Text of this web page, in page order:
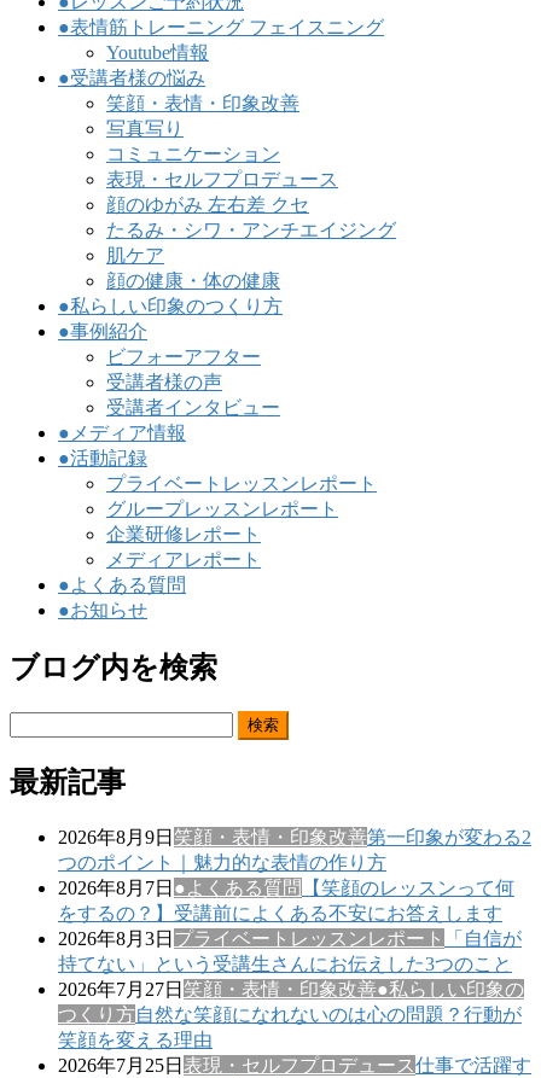
●表情筋トレーニング フェイスニング
Youtube情報
●受講者様の悩み
笑顔・表情・印象改善
写真写り
コミュニケーション
表現・セルフプロデュース
顔のゆがみ 左右差 クセ
たるみ・シワ・アンチエイジング
肌ケア
顔の健康・体の健康
●私らしい印象のつくり方
●事例紹介
ビフォーアフター
受講者様の声
受講者インタビュー
●メディア情報
●活動記録
プライベートレッスンレポート
グループレッスンレポート
企業研修レポート
メディアレポート
●よくある質問
●お知らせ
ブログ内を検索
最新記事
2026年8月9日 笑顔・表情・印象改善第一印象が変わる2
つのポイント｜魅力的な表情の作り方
2026年8月7日 ●よくある質問
【笑顔のレッスンって何
をするの？】受講前によくある不安にお答えします
2026年8月3日 プライベートレッスンレポート
「自信が
持てない」という受講生さんにお伝えした3つのこと
2026年7月27日 笑顔・表情・印象改善●私らしい印象の
つくり方自然な笑顔になれないのは心の問題？行動が
笑顔を変える理由
2026年7月25日 表現・セルフプロデュース仕事で活躍す